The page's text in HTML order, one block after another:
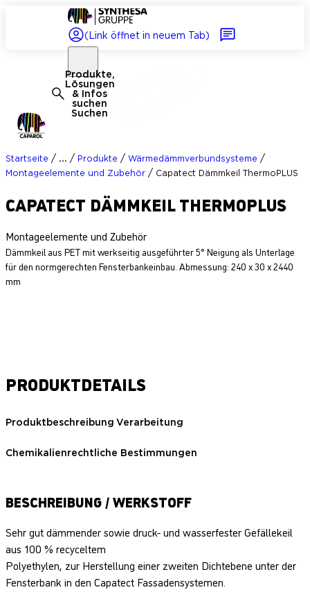
(Link öffnet in neuem Tab)
Produkte,
Lösungen
& Infos
suchen
Suchen
Startseite / ... / Produkte / Wärmedämmverbundsysteme /
Montageelemente und Zubehör / Capatect Dämmkeil ThermoPLUS
CAPATECT DÄMMKEIL THERMOPLUS
Montageelemente und Zubehör
Dämmkeil aus PET mit werkseitig ausgeführter 5° Neigung als Unterlage
für den normgerechten Fensterbankeinbau. Abmessung: 240 x 30 x 2440
mm
PRODUKTDETAILS
Produktbeschreibung Verarbeitung
Chemikalienrechtliche Bestimmungen
BESCHREIBUNG / WERKSTOFF
Sehr gut dämmender sowie druck- und wasserfester Gefällekeil
aus 100 % recyceltem
Polyethylen, zur Herstellung einer zweiten Dichtebene unter der
Fensterbank in den Capatect Fassadensystemen.